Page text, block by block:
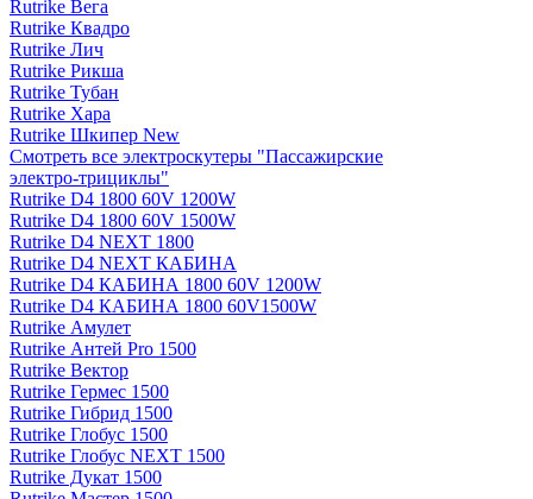
Rutrike Вега
Rutrike Квадро
Rutrike Лич
Rutrike Рикша
Rutrike Тубан
Rutrike Хара
Rutrike Шкипер New
Смотреть все электро­скутеры "Пассажирские
электро‑трициклы"
Rutrike D4 1800 60V 1200W
Rutrike D4 1800 60V 1500W
Rutrike D4 NEXT 1800
Rutrike D4 NEXT КАБИНА
Rutrike D4 КАБИНА 1800 60V 1200W
Rutrike D4 КАБИНА 1800 60V1500W
Rutrike Амулет
Rutrike Антей Pro 1500
Rutrike Вектор
Rutrike Гермес 1500
Rutrike Гибрид 1500
Rutrike Глобус 1500
Rutrike Глобус NEXT 1500
Rutrike Дукат 1500